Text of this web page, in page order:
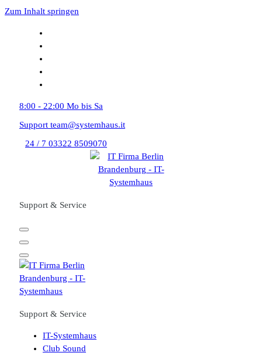
Zum Inhalt springen
8:00 - 22:00 Mo bis Sa
Support team@systemhaus.it
24 / 7 03322 8509070
Support & Service
Support & Service
IT-Systemhaus
Club Sound